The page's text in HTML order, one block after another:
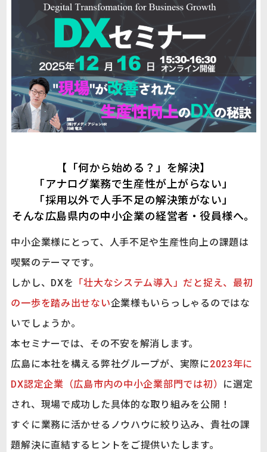
【「何から始める？」を解決】
「アナログ業務で生産性が上がらない」
「採用以外で人手不足の解決策がない」
そんな広島県内の中小企業の経営者・役員様へ。
中小企業様にとって、人手不足や生産性向上の課題は
喫緊のテーマです。
しかし、DXを
「壮大なシステム導入」だと捉え、最初
の一歩を踏み出せない企業様もいらっしゃるのではな
いでしょうか。
本セミナーでは、その不安を解消します。
広島に本社を構える弊社グループが、実際に2023年に
DX認定企業（広島市内の中小企業部門では初） に選定
され、現場で成功した具体的な取り組みを公開！
すぐに業務に活かせるノウハウに絞り込み、貴社の課
題解決に直結するヒントをご提供いたします。